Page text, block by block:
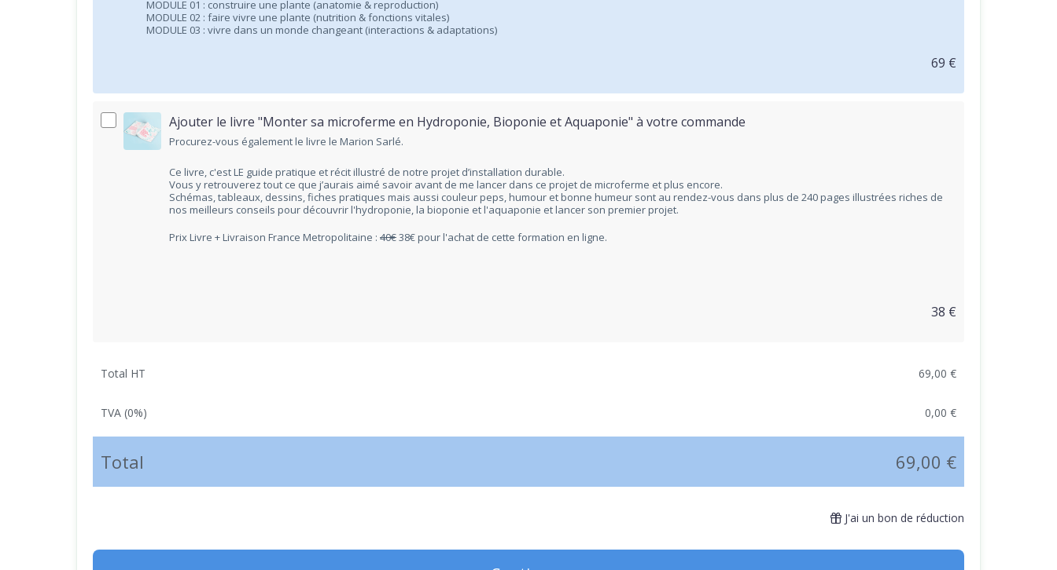
MODULE 01 : construire une plante (anatomie & reproduction)
MODULE 02 : faire vivre une plante (nutrition & fonctions vitales)
MODULE 03 : vivre dans un monde changeant (interactions & adaptations)
69 €
Ajouter le livre "Monter sa microferme en Hydroponie, Bioponie et Aquaponie" à votre commande
Procurez-vous également le livre le Marion Sarlé.
Ce livre, c'est LE guide pratique et récit illustré de notre projet d’installation durable.
Vous y retrouverez tout ce que j’aurais aimé savoir avant de me lancer dans ce projet de microferme et plus encore.
Schémas, tableaux, dessins, fiches pratiques mais aussi couleur peps, humour et bonne humeur sont au rendez-vous dans plus de 240 pages illustrées riches de
nos meilleurs conseils pour découvrir l'hydroponie, la bioponie et l'aquaponie et lancer son premier projet.
Prix Livre + Livraison France Metropolitaine : 40€38€ pour l'achat de cette formation en ligne.
38 €
Total HT 69,00 €
TVA (0%) 0,00 €
Total 69,00 €
J'ai un bon de réduction